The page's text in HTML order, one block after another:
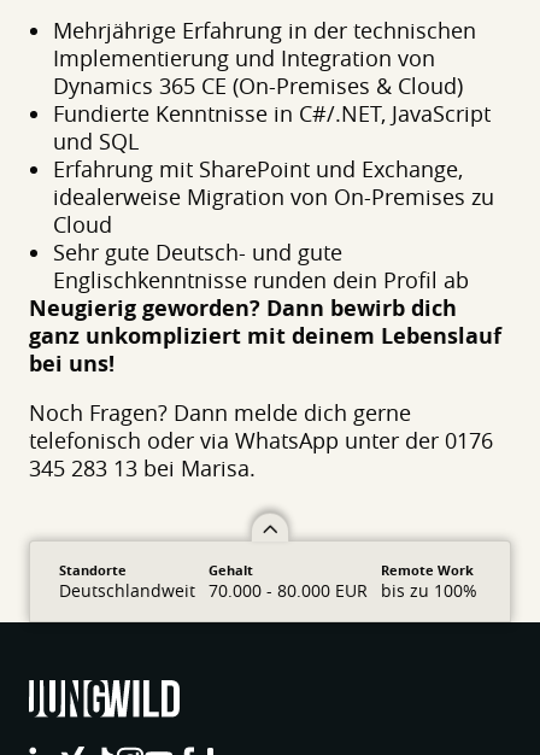
Mehrjährige Erfahrung in der technischen
Implementierung und Integration von
Dynamics 365 CE (On-Premises & Cloud)
Fundierte Kenntnisse in C#/.NET, JavaScript
und SQL
Erfahrung mit SharePoint und Exchange,
idealerweise Migration von On-Premises zu
Cloud
Sehr gute Deutsch- und gute
Englischkenntnisse runden dein Profil ab
Neugierig geworden? Dann bewirb dich
ganz unkompliziert mit deinem Lebenslauf
bei uns!
Noch Fragen? Dann melde dich gerne
telefonisch oder via WhatsApp unter der 0176
345 283 13 bei Marisa.
Standorte
Deutschlandweit
Gehalt
70.000 - 80.000 EUR
Remote Work
bis zu 100%